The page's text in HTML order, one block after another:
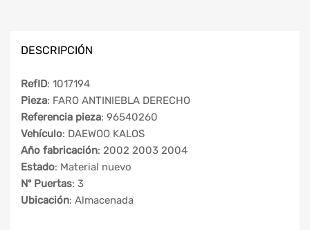
DESCRIPCIÓN
RefID: 1017194
Pieza: FARO ANTINIEBLA DERECHO
Referencia pieza: 96540260
Vehículo: DAEWOO KALOS
Año fabricación: 2002 2003 2004
Estado: Material nuevo
Nº Puertas: 3
Ubicación: Almacenada